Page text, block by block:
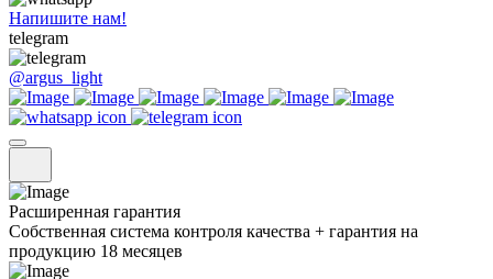
Напишите нам!
telegram
@argus_light
Расширенная гарантия
Собственная система контроля качества + гарантия на
продукцию 18 месяцев